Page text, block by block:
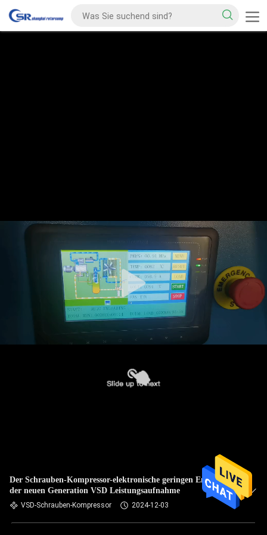
Der Schrauben-Kompressor-elektronische geringen Energie
der neuen Generation VSD Leistungsaufnahme
VSD-Schrauben-Kompressor 2024-12-03